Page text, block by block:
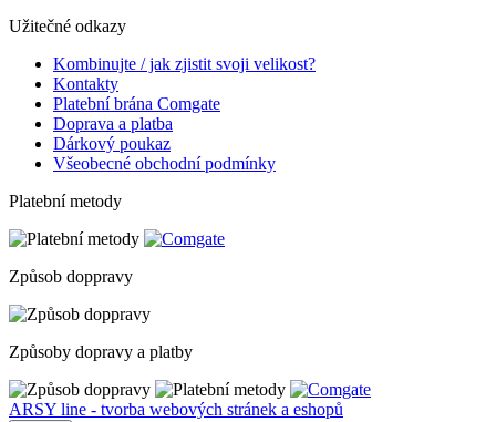
Užitečné odkazy
Kombinujte / jak zjistit svoji velikost?
Kontakty
Platební brána Comgate
Doprava a platba
Dárkový poukaz
Všeobecné obchodní podmínky
Platební metody
Způsob doppravy
Způsoby dopravy a platby
ARSY line - tvorba webových stránek a eshopů